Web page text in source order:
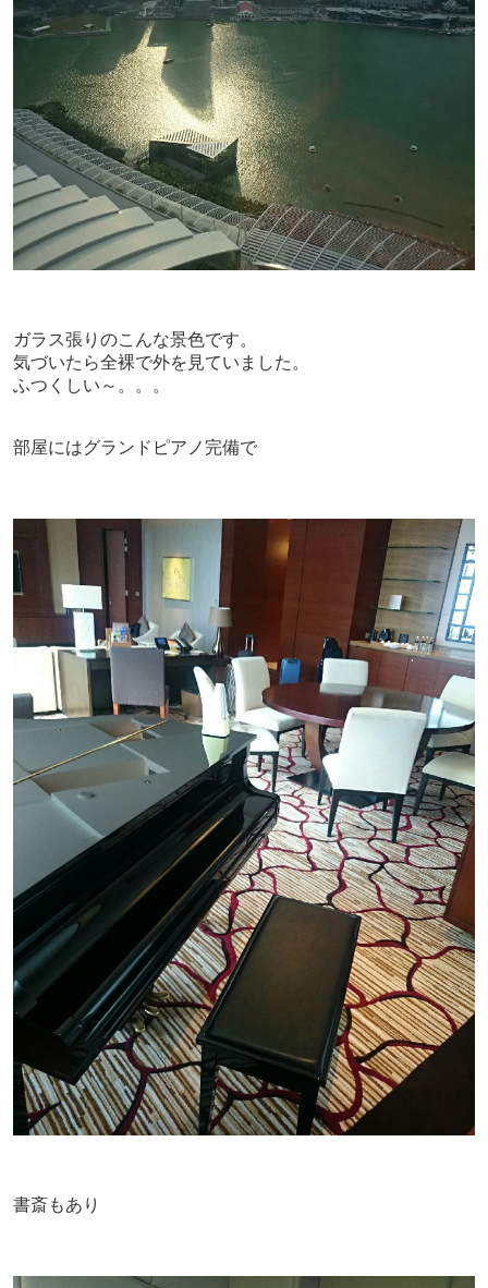
ガラス張りのこんな景色です。
気づいたら全裸で外を見ていました。
ふつくしい～。。。
部屋にはグランドピアノ完備で
書斎もあり